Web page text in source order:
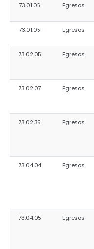
73.01.05 Egresos
73.01.05 Egresos
73.02.05 Egresos
73.02.07 Egresos
73.02.35 Egresos
73.04.04 Egresos
73.04.05 Egresos